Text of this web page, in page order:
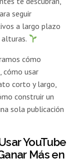
seguir
a largo plazo
alturas.
cómo
cómo usar
corto y largo,
construir un
sola publicación
YouTube
Más en